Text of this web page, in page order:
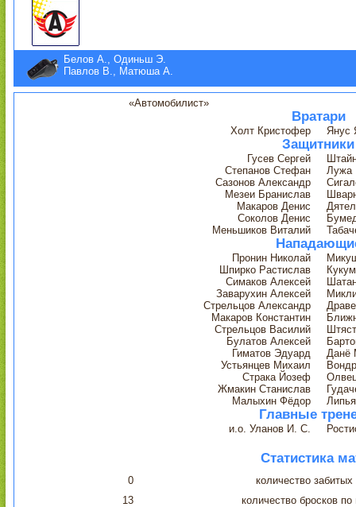
Белов А., Одиньш Э.
Павлов В., Матюша А.
«Автомобилист»
Вратари
Холт Кристофер Янус
Защитники
Гусев Сергей
Степанов Стефан
Лужа
Сазонов Александр
Мезеи Бранислав
Макаров Денис
Соколов Денис
Меньшиков Виталий
Пронин Николай
Шпирко Растислав
Симаков Алексей
Заварухин Алексей
Стрельцов Александр
Макаров Константин
Стрельцов Василий
Булатов Алексей
Гиматов Эдуард
Данё
Устьянцев Михаил
Страка Йозеф
Жмакин Станислав
Малыхин Фёдор
Главные
и.о. Уланов И. С.
Статистика
0
количество
13
количество бросков по